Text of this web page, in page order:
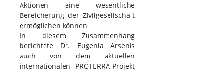
Aktionen eine wesentliche
Bereicherung der Zivilgesellschaft
ermöglichen können.
In diesem Zusammenhang
berichtete Dr. Eugenia Arsenis
auch von dem aktuellen
internationalen PROTERRA-Projekt